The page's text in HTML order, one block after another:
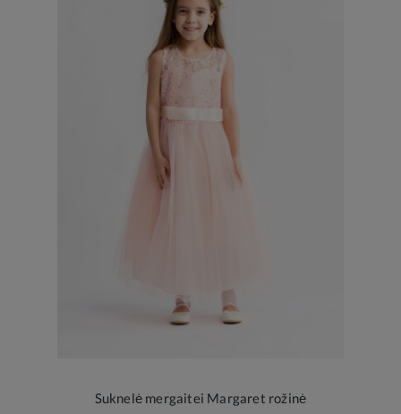
Suknelė mergaitei Margaret rožinė